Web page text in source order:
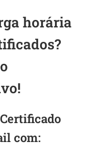
horária
com: